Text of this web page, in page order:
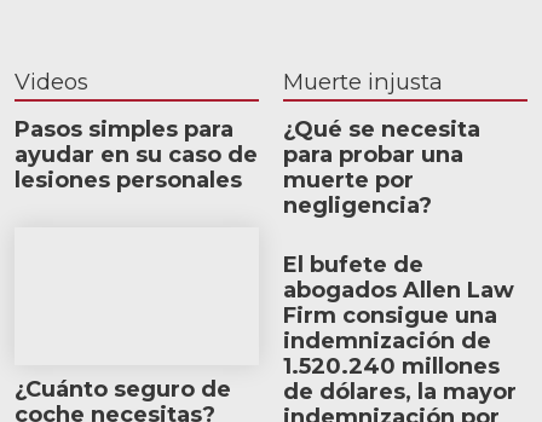
Videos
Pasos simples para
ayudar en su caso de
lesiones personales
¿Cuánto seguro de
coche necesitas?
Muerte injusta
¿Qué se necesita
para probar una
muerte por
negligencia?
El bufete de
abogados Allen Law
Firm consigue una
indemnización de
1.520.240 millones
de dólares, la mayor